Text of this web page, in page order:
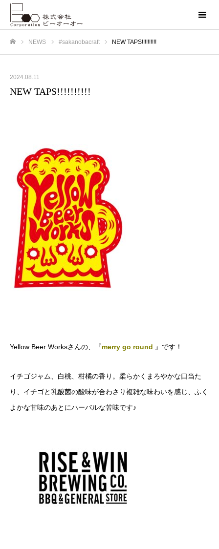
NEWS #sakanobacraft NEW TAPS!!!!!!!!!!
2024.08.11
NEW TAPS!!!!!!!!!!
Yellow Beer Worksさんの、『merry go round 』です！
イチゴジャム、白桃、柑橘の香り。柔らかくまろやかな口当た
り、イチゴと乳酸菌の酸味が合わさり複雑な味わいを感じ、ふく
よかな甘味のあとにハーバルな苦味です♪